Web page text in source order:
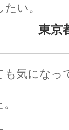
い。
東京
も気になっ